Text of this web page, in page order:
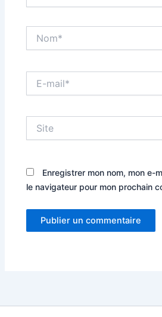
mail*
Enregistrer mon nom, mon e-
le navigateur pour mon prochain